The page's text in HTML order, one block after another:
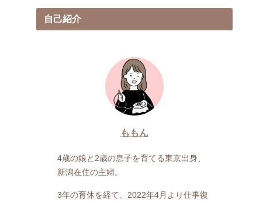
自己紹介
ももん
4歳の娘と2歳の息子を育てる東京出身、
新潟在住の主婦。
3年の育休を経て、2022年4月より仕事復